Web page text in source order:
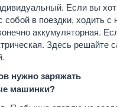
Если вы
в поездки, ходить с
аккумуляторная.
Здесь решайте
нужно заряжать
машинки?